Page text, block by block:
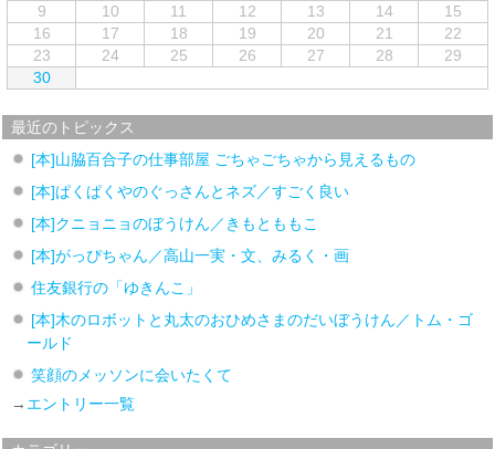
9
10 11 12 13 14
15
16
17 18 19 20 21
22
23
24 25 26 27 28
29
30
最近のトピックス
[本]山脇百合子の仕事部屋 ごちゃごちゃから見えるもの
[本]ぱくぱくやのぐっさんとネズ／すごく良い
[本]クニョニョのぼうけん／きもとももこ
[本]がっぴちゃん／高山一実・文、みるく・画
住友銀行の「ゆきんこ」
[本]木のロボットと丸太のおひめさまのだいぼうけん／トム・ゴ
ールド
笑顔のメッソンに会いたくて
→ エントリー一覧